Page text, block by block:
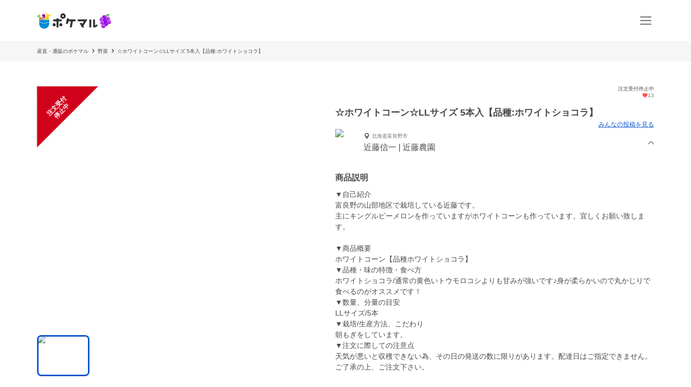
産直・通販のポケマル 野菜 ☆ホワイトコーン☆LLサイズ 5本入【品種:ホワイトショコラ】
注
文
受
付
停
止
中
注文受付停止中
13
☆ホワイトコーン☆LLサイズ 5本入【品種:ホワイトショコラ】
みんなの投稿を見る
北海道富良野市
近藤信一 | 近藤農園
商品説明
▼自己紹介
富良野の山部地区で栽培している近藤です。
主にキングルビーメロンを作っていますがホワイトコーンも作っています。宜しくお願い致しま
す。
▼商品概要
ホワイトコーン【品種ホワイトショコラ】
▼品種・味の特徴・食べ方
ホワイトショコラ/通常の黄色いトウモロコシよりも甘みが強いです♪身が柔らかいので丸かじりで
食べるのがオススメです！
▼数量、分量の目安
LLサイズ/5本
▼栽培/生産方法、こだわり
朝もぎをしています。
▼注文に際しての注意点
天気が悪いと収穫できない為、その日の発送の数に限りがあります。配達日はご指定できません。
ご了承の上、ご注文下さい。